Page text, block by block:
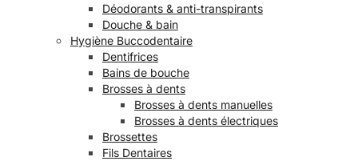
Déodorants & anti-transpirants
Douche & bain
Hygiène Buccodentaire
Dentifrices
Bains de bouche
Brosses à dents
Brosses à dents manuelles
Brosses à dents électriques
Brossettes
Fils Dentaires